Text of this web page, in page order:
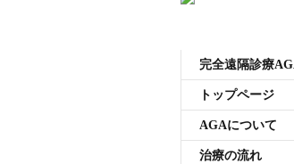
完全遠隔診療
トップページ
AGAについて
治療の流れ